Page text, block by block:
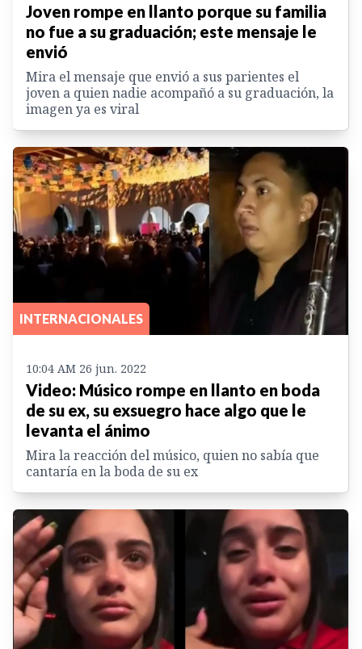
Joven rompe en llanto porque su familia
no fue a su graduación; este mensaje le
envió
Mira el mensaje que envió a sus parientes el
joven a quien nadie acompañó a su graduación, la
imagen ya es viral
INTERNACIONALES
10:04 AM 26 jun. 2022
Video: Músico rompe en llanto en boda
de su ex, su exsuegro hace algo que le
levanta el ánimo
Mira la reacción del músico, quien no sabía que
cantaría en la boda de su ex